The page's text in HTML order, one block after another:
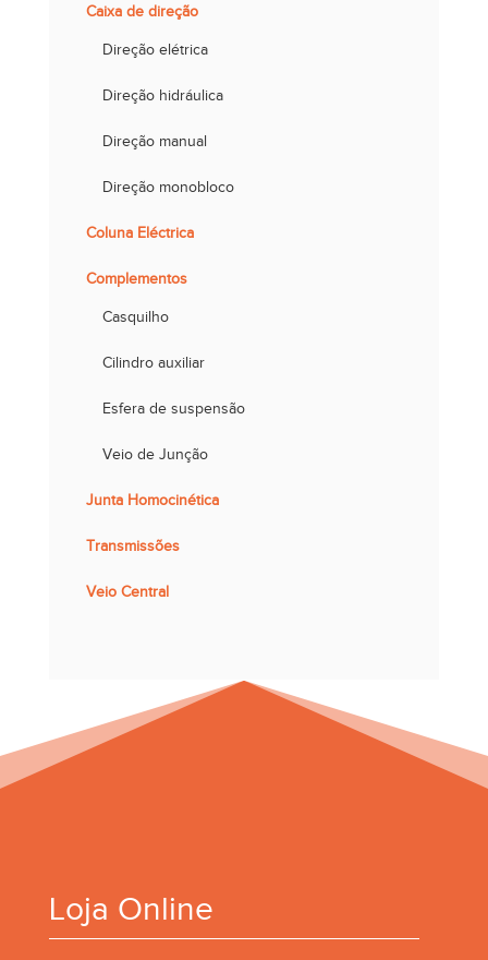
Caixa de direção
Direção elétrica
Direção hidráulica
Direção manual
Direção monobloco
Coluna Eléctrica
Complementos
Casquilho
Cilindro auxiliar
Esfera de suspensão
Veio de Junção
Junta Homocinética
Transmissões
Veio Central
Loja Online